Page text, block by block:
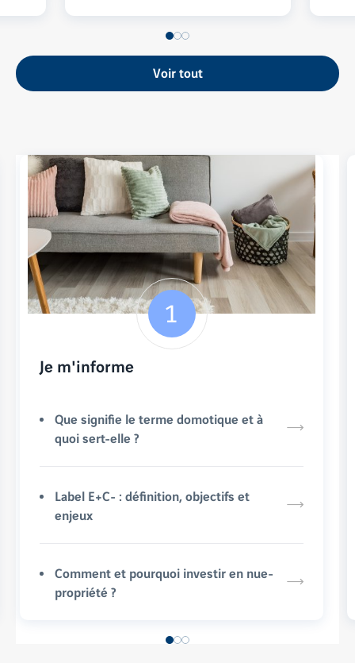
Voir tout
Je m'informe
Que signifie le terme domotique et à
quoi sert-elle ?
Label E+C- : définition, objectifs et
enjeux
Comment et pourquoi investir en nue-
propriété ?